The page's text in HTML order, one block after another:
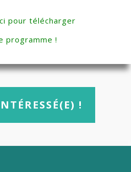
pour télécharger
programme !
!